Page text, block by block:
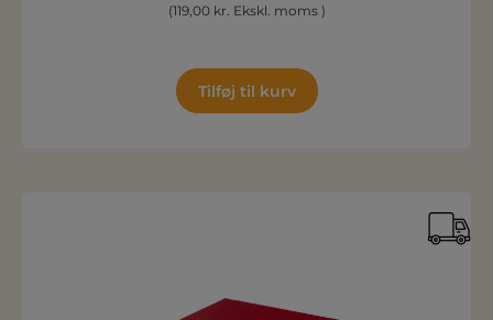
(119,00 kr. Ekskl. moms )
Tilføj til kurv